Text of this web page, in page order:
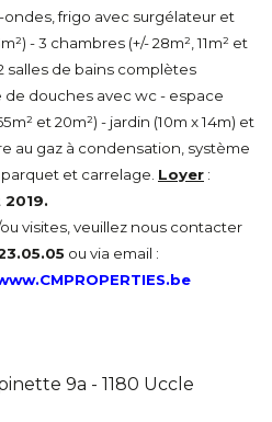
frigo avec surgélateur et
- 3 chambres (+/- 28m², 11m² et
2 salles de bains complètes
de douches avec wc - espace
et 20m²) - jardin (10m x 14m) et
au gaz à condensation, système
parquet et carrelage. Loyer :
visites, veuillez nous contacter
ou via email :
9a - 1180 Uccle